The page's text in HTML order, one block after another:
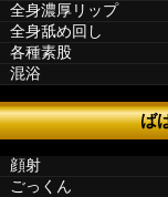
全身濃厚リップ
全身舐め回し
各種素股
混浴
ば
顔射
ごっくん